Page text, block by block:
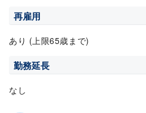
再雇用
あり (上限65歳まで)
勤務延長
なし